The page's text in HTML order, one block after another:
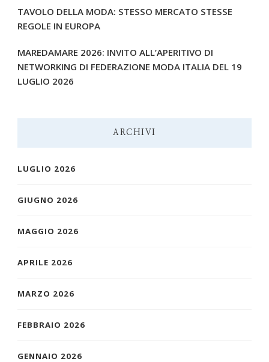
TAVOLO DELLA MODA: STESSO MERCATO STESSE
REGOLE IN EUROPA
MAREDAMARE 2026: INVITO ALL’APERITIVO DI
NETWORKING DI FEDERAZIONE MODA ITALIA DEL 19
LUGLIO 2026
ARCHIVI
LUGLIO 2026
GIUGNO 2026
MAGGIO 2026
APRILE 2026
MARZO 2026
FEBBRAIO 2026
GENNAIO 2026